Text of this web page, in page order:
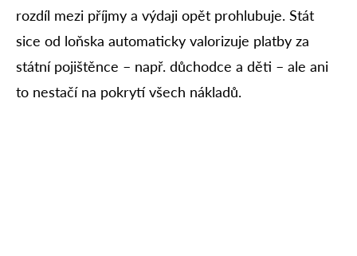
rozdíl mezi příjmy a výdaji opět prohlubuje. Stát
sice od loňska automaticky valorizuje platby za
státní pojištěnce – např. důchodce a děti – ale ani
to nestačí na pokrytí všech nákladů.